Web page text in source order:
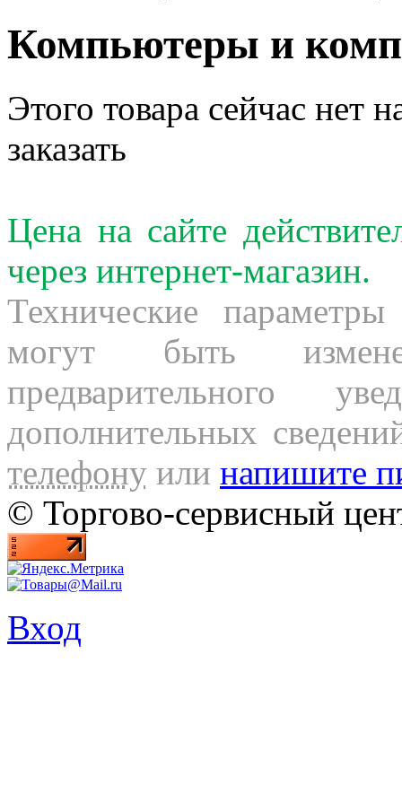
Компьютеры и
Этого товара сейчас нет
заказать
Цена на сайте
через интернет-магазин.
Технические
могут быть
предварительного
дополнительных
телефону или напишите
© Торгово-сервисный
Вход